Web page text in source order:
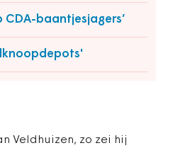
CDA-baantjesjagers’
Veldhuizen, zo zei hij